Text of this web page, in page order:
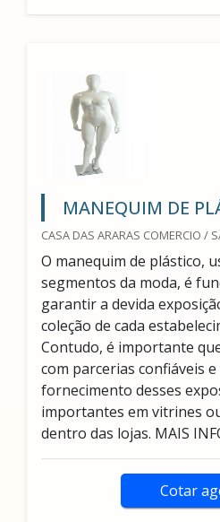
MANEQUIM DE
CASA DAS ARARAS COMERCIO /
O manequim de plástico,
segmentos da moda, é
garantir a devida
coleção de cada
Contudo, é importante
com parcerias confiáveis
fornecimento desses
importantes em vitrines
dentro das lojas. MAIS
Cotar